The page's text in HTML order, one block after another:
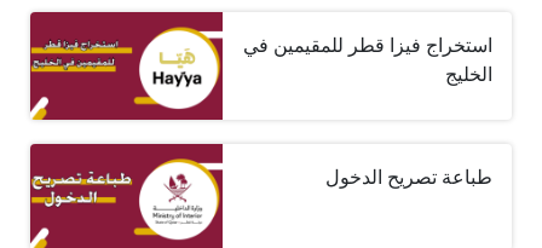
استخراج فيزا قطر للمقيمين في
الخليج
طباعة تصريح الدخول